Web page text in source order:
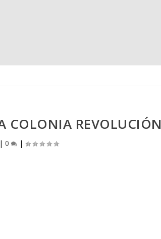
COLONIA REVOLUCIÓN
| 0 |